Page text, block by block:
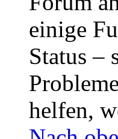
einige
Status –
helfen,